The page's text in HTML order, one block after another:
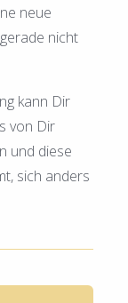
neue
nicht
kann Dir
von Dir
und diese
sich anders